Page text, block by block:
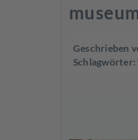
Geschrieben
Schlagwörter: